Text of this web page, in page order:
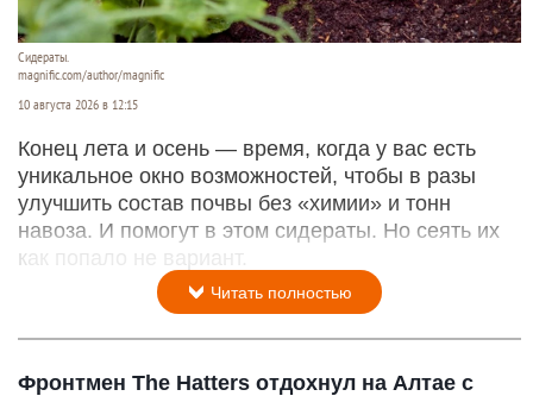
Сидераты.
magnific.com/author/magnific
10 августа 2026 в 12:15
Конец лета и осень — время, когда у вас есть
уникальное окно возможностей, чтобы в разы
улучшить состав почвы без «химии» и тонн
навоза. И помогут в этом сидераты. Но сеять их
как попало не вариант.
Читать полностью
Фронтмен The Hatters отдохнул на Алтае с